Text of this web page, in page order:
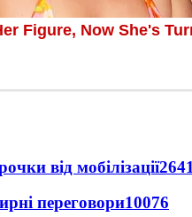
від мобілізації
переговори10076